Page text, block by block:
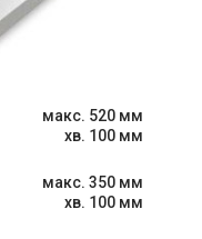
макс. 520 мм
хв. 100 мм
макс. 350 мм
хв. 100 мм